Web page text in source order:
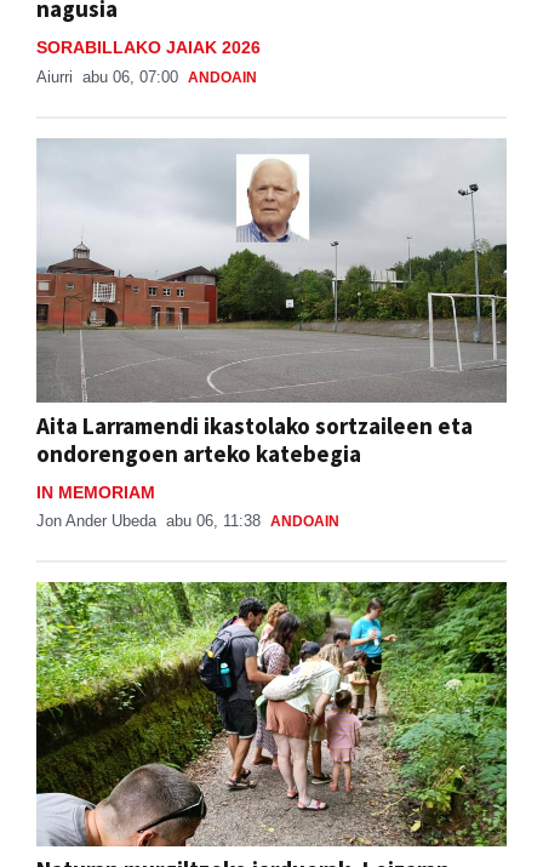
nagusia
SORABILLAKO JAIAK 2026
Aiurri abu 06, 07:00 ANDOAIN
Aita Larramendi ikastolako sortzaileen eta
ondorengoen arteko katebegia
IN MEMORIAM
Jon Ander Ubeda abu 06, 11:38 ANDOAIN